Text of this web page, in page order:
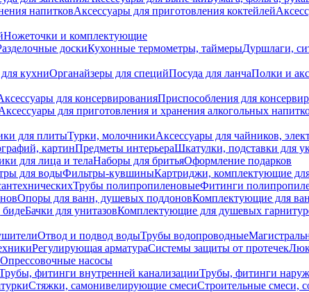
напитковАксессуары для приготовления коктейлей
Ножеточки и комплектующие
доскиКухонные термометры, таймерыДуршлаги,
кухниОрганайзеры для специйПосуда для ланчаПолки и
для консервированияПриспособления для
для приготовления и хранения алкогольных
для плитыТурки, молочникиАксессуары для чайников,
картинПредметы интерьераШкатулки, подставки для
для лица и телаНаборы для бритьяОформление подарков
для водыФильтры-кувшиныКартриджи, комплектующие
Трубы полипропиленовыеФитинги
Опоры для ванн, душевых поддоновКомплектующие для
бидеБачки для унитазовКомплектующие для душевых
Отвод и подвод водыТрубы водопроводные
Регулирующая арматураСистемы защиты от протечек
Опрессовочные насосы
фитинги внутренней канализацииТрубы, фитинги
Стяжки, самонивелирующие смесиСтроительные смеси,